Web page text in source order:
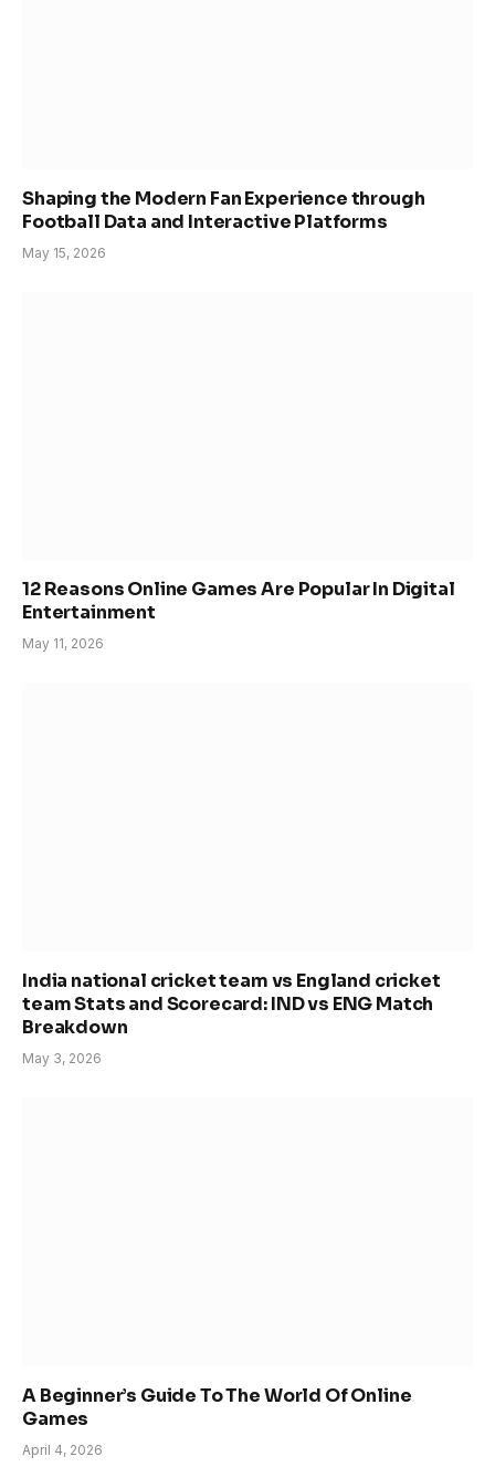
Shaping the Modern Fan Experience through
Football Data and Interactive Platforms
May 15, 2026
12 Reasons Online Games Are Popular In Digital
Entertainment
May 11, 2026
India national cricket team vs England cricket
team Stats and Scorecard: IND vs ENG Match
Breakdown
May 3, 2026
A Beginner’s Guide To The World Of Online
Games
April 4, 2026